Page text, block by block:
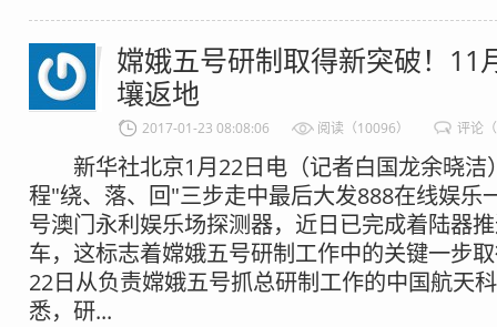
嫦娥五号研制取得新突破！11
壤返地
2017-01-23 08:08:06 阅读（10096） 评论
新华社北京1月22日电（记者白国龙余晓洁
程"绕、落、回"三步走中最后大发888在线娱乐
号澳门永利娱乐场探测器，近日已完成着陆器
车，这标志着嫦娥五号研制工作中的关键一
22日从负责嫦娥五号抓总研制工作的中国航天
悉，研...